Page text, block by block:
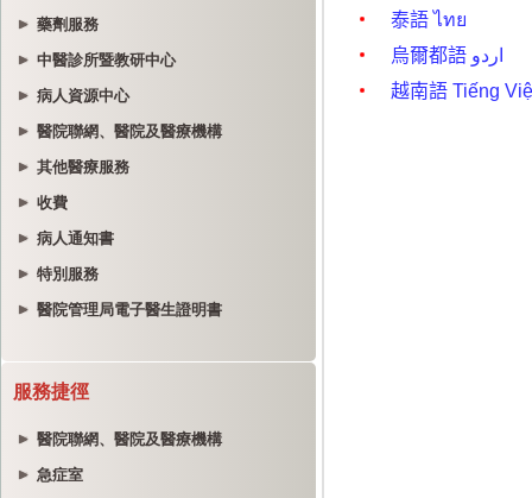
藥劑服務
中醫診所暨教研中心
病人資源中心
醫院聯網、醫院及醫療機構
其他醫療服務
收費
病人通知書
特別服務
醫院管理局電子醫生證明書
服務捷徑
醫院聯網、醫院及醫療機構
急症室